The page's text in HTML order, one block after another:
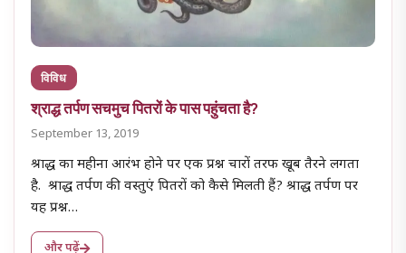
विविध
श्राद्ध तर्पण सचमुच पितरों के पास पहुंचता है?
September 13, 2019
श्राद्ध का महीना आरंभ होने पर एक प्रश्न चारों तरफ खूब तैरने लगता
है. श्राद्ध तर्पण की वस्तुएं पितरों को कैसे मिलती हैं? श्राद्ध तर्पण पर
यह प्रश्न…
और पढ़ें